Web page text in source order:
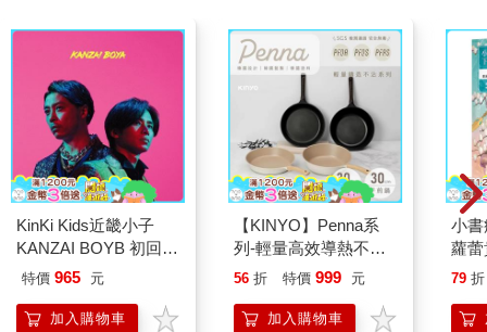
KinKi Kids近畿小子
KANZAI BOYB 初回版
B（CD＋GOODS）
特價 965 元
加入購物車
【KINYO】Penna系
列-輕量高效導熱不沾
平煎鍋30cm
56 折 特價 999 元
加入購物車
小
蘿
79 折